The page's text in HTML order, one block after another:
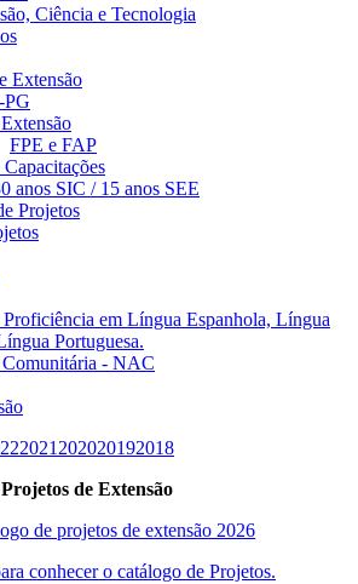
Ciência e Tecnologia
Extensão
FPE e FAP
anos SIC / 15 anos SEE
Projetos
Proficiência em Língua Espanhola, Língua
Portuguesa.
- NAC
2021202020192018
Projetos de Extensão
conhecer o catálogo de Projetos.